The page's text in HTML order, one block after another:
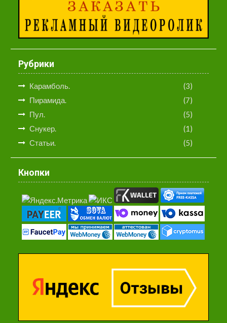
Рубрики
Карамболь.
(3)
Пирамида.
(7)
Пул.
(5)
Снукер.
(1)
Статьи.
(5)
Кнопки